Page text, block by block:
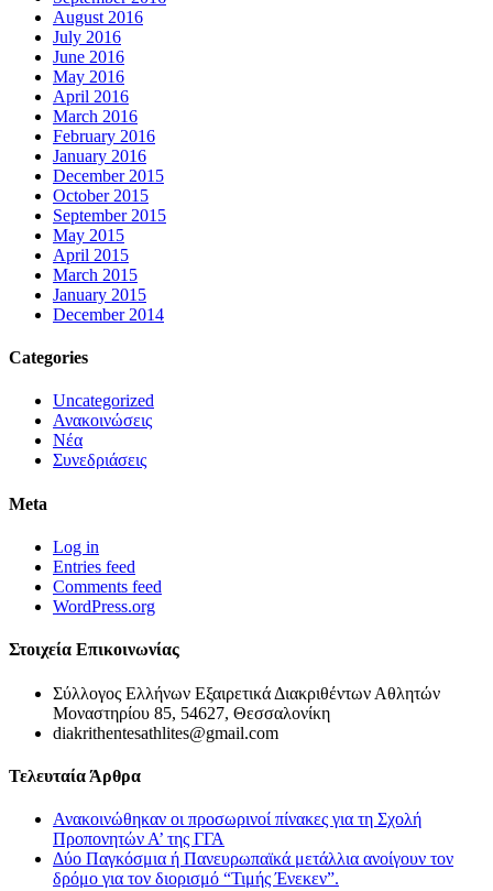
August 2016
July 2016
June 2016
May 2016
April 2016
March 2016
February 2016
January 2016
December 2015
October 2015
September 2015
May 2015
April 2015
March 2015
January 2015
December 2014
Categories
Uncategorized
Ανακοινώσεις
Νέα
Συνεδριάσεις
Meta
Log in
Entries feed
Comments feed
WordPress.org
Στοιχεία Επικοινωνίας
Σύλλογος Ελλήνων Εξαιρετικά Διακριθέντων Αθλητών
Μοναστηρίου 85, 54627, Θεσσαλονίκη
diakrithentesathlites@gmail.com
Τελευταία Άρθρα
Ανακοινώθηκαν οι προσωρινοί πίνακες για τη Σχολή
Προπονητών Α’ της ΓΓΑ
Δύο Παγκόσμια ή Πανευρωπαϊκά μετάλλια ανοίγουν τον
δρόμο για τον διορισμό “Τιμής Ένεκεν”.